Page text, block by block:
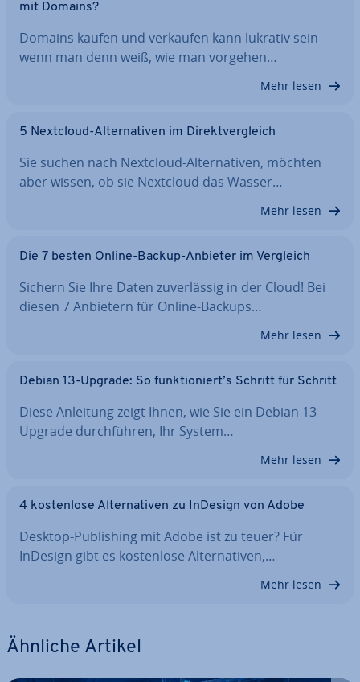
mit Domains?
Domains kaufen und verkaufen kann lukrativ sein –
wenn man denn weiß, wie man vorgehen…
Mehr lesen
5 Nextcloud-Al­ter­na­ti­ven im Di­rekt­ver­gleich
Sie suchen nach Nextcloud-Al­ter­na­ti­ven, möchten
aber wissen, ob sie Nextcloud das Wasser…
Mehr lesen
Die 7 besten Online-Backup-Anbieter im Vergleich
Sichern Sie Ihre Daten zu­ver­läs­sig in der Cloud! Bei
diesen 7 Anbietern für Online-Backups…
Mehr lesen
Debian 13-Upgrade: So funk­tio­niert’s Schritt für Schritt
Diese Anleitung zeigt Ihnen, wie Sie ein Debian 13-
Upgrade durch­füh­ren, Ihr System…
Mehr lesen
4 kos­ten­lo­se Al­ter­na­ti­ven zu InDesign von Adobe
Desktop-Pu­bli­shing mit Adobe ist zu teuer? Für
InDesign gibt es kos­ten­lo­se Al­ter­na­ti­ven,…
Mehr lesen
Ähnliche Artikel